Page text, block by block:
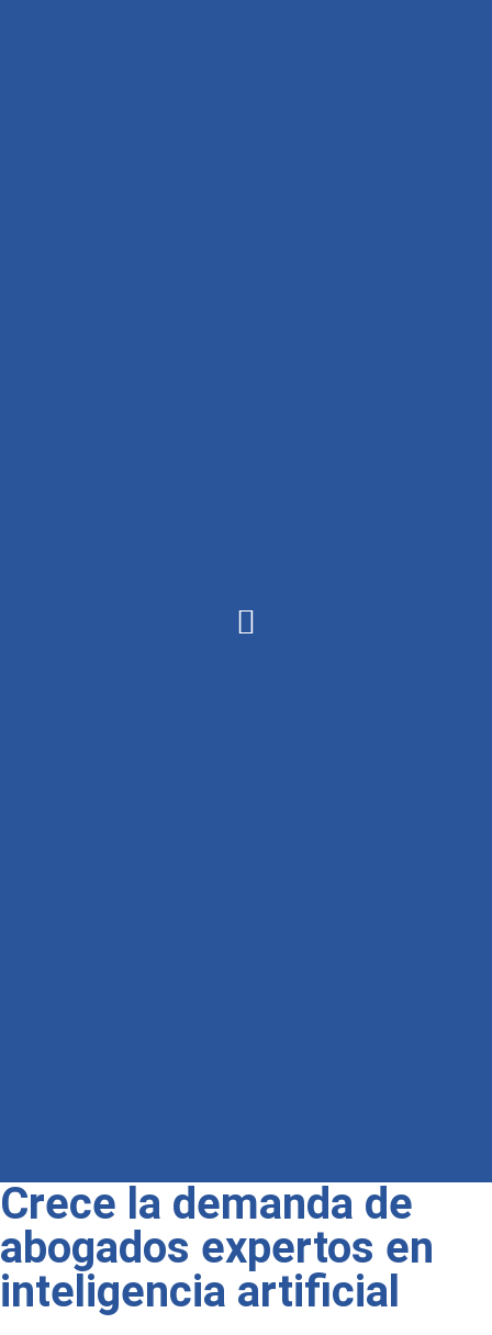
Crece la demanda de
abogados expertos en
inteligencia artificial